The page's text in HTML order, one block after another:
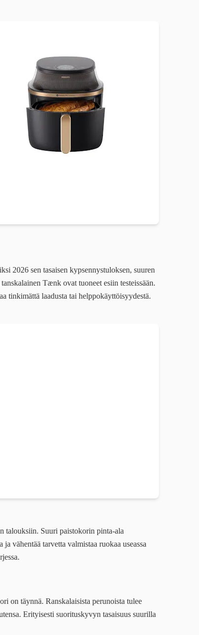
2026 sen tasaisen kypsennystuloksen, suuren
Tænk ovat tuoneet esiin testeissään.
tinkimättä laadusta tai helppokäyttöisyydestä.
talouksiin. Suuri paistokorin pinta-ala
vähentää tarvetta valmistaa ruokaa useassa
on täynnä. Ranskalaisista perunoista tulee
Erityisesti suorituskyvyn tasaisuus suurilla